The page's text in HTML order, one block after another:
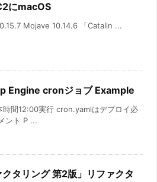
にmacOS
Mojave 10.14.6 「Catalin ...
Engine cronジョブ Example
時間12:00実行 cron.yamlはデプロイ必
ント P ...
クタリング 第2版」リファクタ